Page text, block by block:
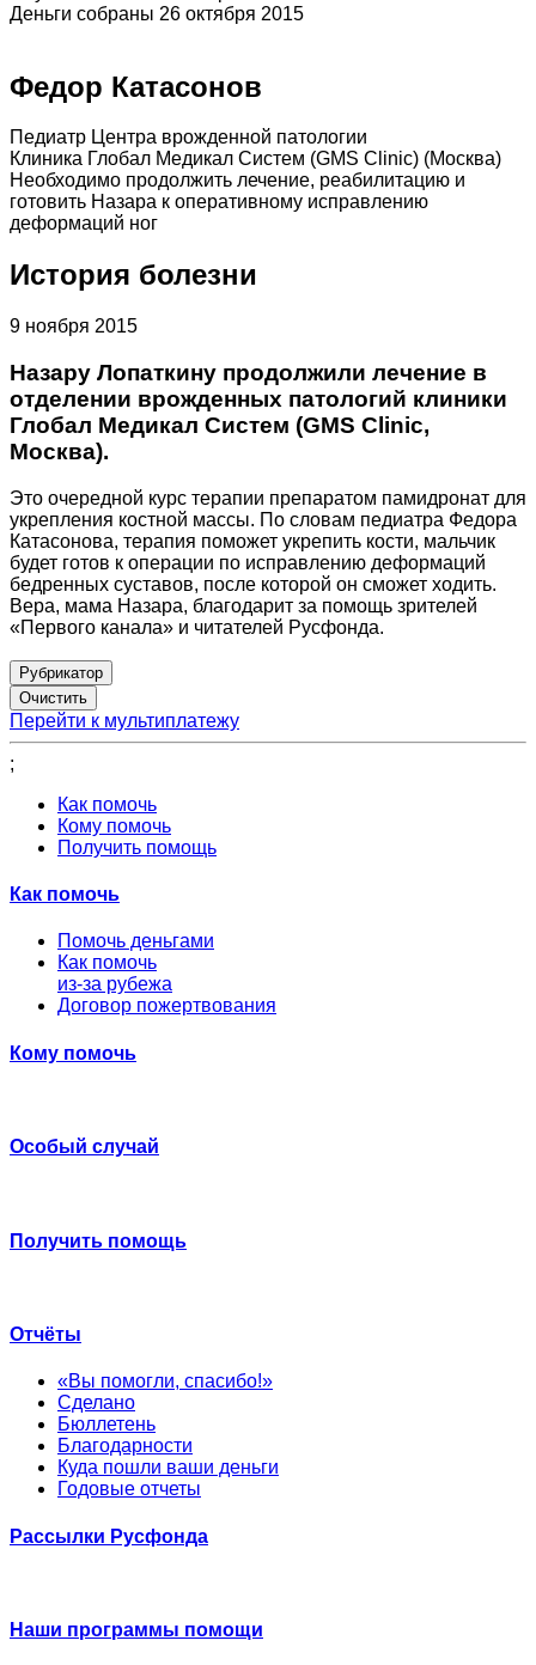
Деньги собраны 26 октября 2015
Федор Катасонов
Педиатр Центра врожденной патологии
Клиника Глобал Медикал Систем (GMS Clinic) (Москва)
Необходимо продолжить лечение, реабилитацию и
готовить Назара к оперативному исправлению
деформаций ног
История болезни
9 ноября 2015
Назару Лопаткину продолжили лечение в
отделении врожденных патологий клиники
Глобал Медикал Систем (GMS Clinic,
Москва).
Это очередной курс терапии препаратом памидронат для
укрепления костной массы. По словам педиатра Федора
Катасонова, терапия поможет укрепить кости, мальчик
будет готов к операции по исправлению деформаций
бедренных суставов, после которой он сможет ходить.
Вера, мама Назара, благодарит за помощь зрителей
«Первого канала» и читателей Русфонда.
Рубрикатор
Перейти к мультиплатежу
;
Как помочь
Кому помочь
Получить помощь
Как помочь
Помочь деньгами
Как помочь
из-за рубежа
Договор пожертвования
Кому помочь
Особый случай
Получить помощь
Отчёты
«Вы помогли, спасибо!»
Сделано
Бюллетень
Благодарности
Куда пошли ваши деньги
Годовые отчеты
Рассылки Русфонда
Наши программы помощи